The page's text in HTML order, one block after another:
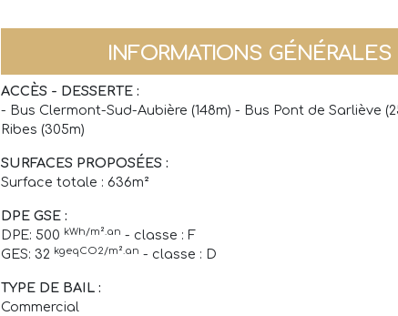
INFORMATIONS GÉNÉRALES
ACCÈS - DESSERTE :
- Bus Clermont-Sud-Aubière (148m) - Bus Pont de Sarliève
Ribes (305m)
SURFACES PROPOSÉES :
Surface totale : 636m²
DPE GSE :
DPE: 500 kWh/m².an - classe : F
GES: 32 kgeqCO2/m².an - classe : D
TYPE DE BAIL :
Commercial